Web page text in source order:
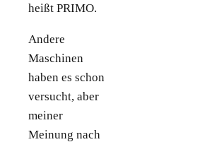
heißt PRIMO.
Andere
Maschinen
haben es schon
versucht, aber
meiner
Meinung nach